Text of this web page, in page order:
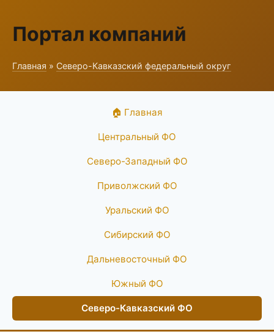
Портал компаний
Главная » Северо-Кавказский федеральный округ
🏠 Главная
Центральный ФО
Северо-Западный ФО
Приволжский ФО
Уральский ФО
Сибирский ФО
Дальневосточный ФО
Южный ФО
Северо-Кавказский ФО